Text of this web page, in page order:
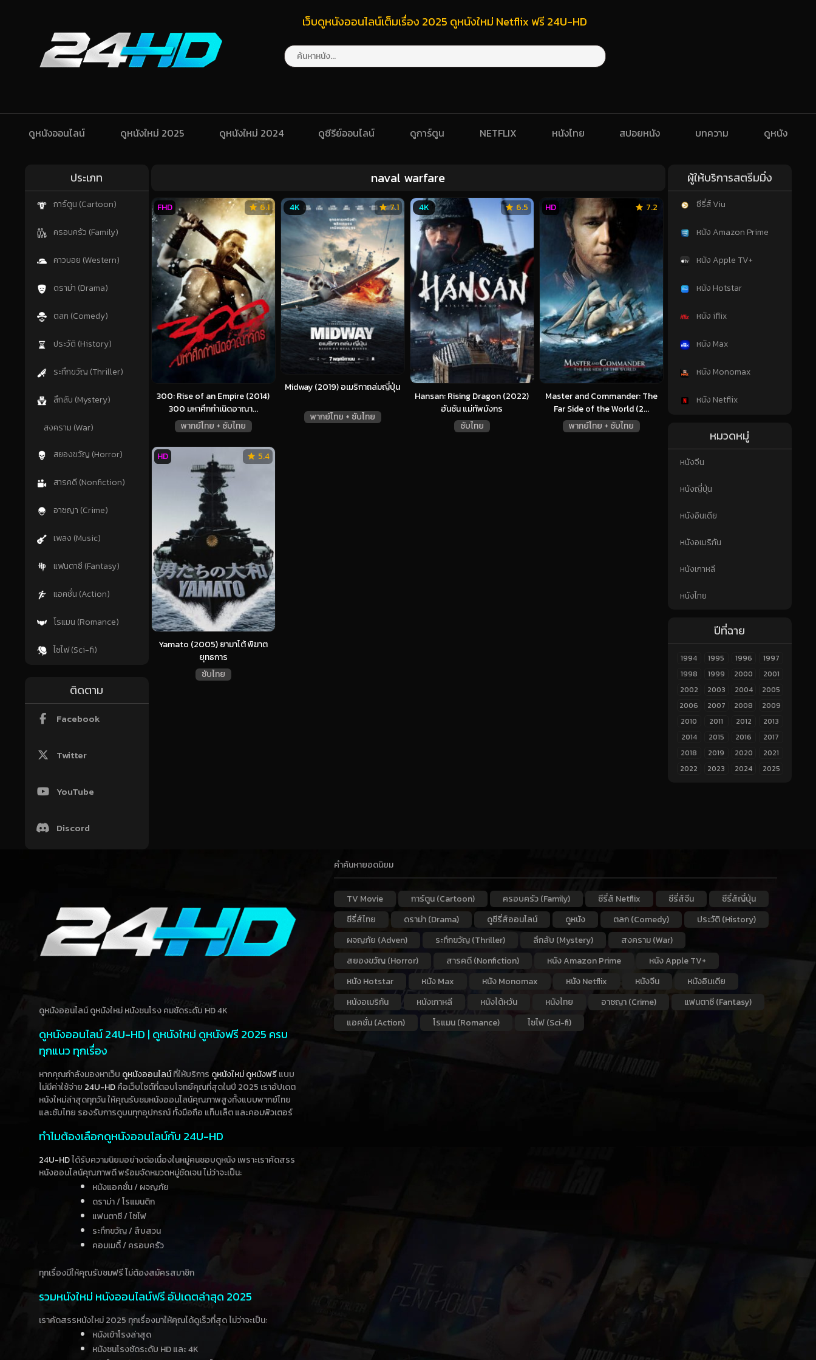
เว็บดูหนังออนไลน์เต็มเรื่อง 2025 ดูหนังใหม่ Netflix ฟรี 24U-HD
ดูหนังออนไลน์ ดูหนังใหม่ 2025 ดูหนังใหม่ 2024 ดูซีรีย์ออนไลน์ ดูการ์ตูน NETFLIX หนังไทย สปอยหนัง บทความ ดูหนัง
ประเภท
การ์ตูน (Cartoon)
ครอบครัว (Family)
คาวบอย (Western)
ดราม่า (Drama)
ตลก (Comedy)
ประวัติ (History)
ระทึกขวัญ (Thriller)
ลึกลับ (Mystery)
สงคราม (War)
สยองขวัญ (Horror)
สารคดี (Nonfiction)
อาชญา (Crime)
เพลง (Music)
แฟนตาซี (Fantasy)
แอคชั่น (Action)
โรแมน (Romance)
ไซไฟ (Sci-fi)
ติดตาม
Facebook
Twitter
YouTube
Discord
naval warfare
300: Rise of an Empire (2014)
300 มหาศึกกำเนิดอาณา...
พากย์ไทย + ซับไทย
6.1
FHD
Midway (2019) อเมริกาถล่มญี่ปุ่น
พากย์ไทย + ซับไทย
7.1
4K
Hansan: Rising Dragon (2022)
ฮันซัน แม่ทัพมังกร
ซับไทย
6.5
4K
Master and Commander: The
Far Side of the World (2...
พากย์ไทย + ซับไทย
7.2
HD
Yamato (2005) ยามาโต้ พิฆาต
ยุทธการ
ซับไทย
5.4
HD
ผู้ให้บริการสตรีมมิ่ง
ซีรี่ส์ Viu
หนัง Amazon Prime
หนัง Apple TV+
หนัง Hotstar
หนัง iflix
หนัง Max
หนัง Monomax
หนัง Netflix
หมวดหมู่
หนังจีน
หนังญี่ปุ่น
หนังอินเดีย
หนังอเมริกัน
หนังเกาหลี
หนังไทย
ปีที่ฉาย
1994 1995 1996
1997
1998
1999 2000
2001
2002
2003 2004
2005
2006
2007 2008
2009
2010
2011 2012
2013
2014
2015 2016
2017
2018
2019 2020
2021
2022
2023 2024 2025
ดูหนังออนไลน์ ดูหนังใหม่ หนังชนโรง คมชัดระดับ HD 4K
ดูหนังออนไลน์ 24U-HD | ดูหนังใหม่ ดูหนังฟรี 2025 ครบ
ทุกแนว ทุกเรื่อง
หากคุณกำลังมองหาเว็บ ดูหนังออนไลน์ที่ให้บริการ ดูหนังใหม่ดูหนังฟรีแบบ
ไม่มีค่าใช้จ่าย 24U-HDคือเว็บไซต์ที่ตอบโจทย์คุณที่สุดในปี 2025 เราอัปเดต
หนังใหม่ล่าสุดทุกวัน ให้คุณรับชมหนังออนไลน์คุณภาพสูงทั้งแบบพากย์ไทย
และซับไทย รองรับการดูบนทุกอุปกรณ์ ทั้งมือถือ แท็บเล็ต และคอมพิวเตอร์
ทำไมต้องเลือกดูหนังออนไลน์กับ 24U-HD
24U-HDได้รับความนิยมอย่างต่อเนื่องในหมู่คนชอบดูหนัง เพราะเราคัดสรร
หนังออนไลน์คุณภาพดี พร้อมจัดหมวดหมู่ชัดเจน ไม่ว่าจะเป็น:
หนังแอคชั่น / ผจญภัย
ดราม่า / โรแมนติก
แฟนตาซี / ไซไฟ
ระทึกขวัญ / สืบสวน
คอมเมดี้ / ครอบครัว
ทุกเรื่องมีให้คุณรับชมฟรี ไม่ต้องสมัครสมาชิก
รวมหนังใหม่ หนังออนไลน์ฟรี อัปเดตล่าสุด 2025
เราคัดสรรหนังใหม่ 2025 ทุกเรื่องมาให้คุณได้ดูเร็วที่สุด ไม่ว่าจะเป็น:
หนังเข้าโรงล่าสุด
หนังชนโรงชัดระดับ HD และ 4K
คำค้นหายอดนิยม
TV Movie การ์ตูน (Cartoon) ครอบครัว (Family) ซีรี่ส์ Netflix ซีรี่ส์จีน
ซีรี่ส์ญี่ปุ่น
ซีรี่ส์ไทย
ดราม่า (Drama) ดูซีรี่ส์ออนไลน์ ดูหนัง ตลก (Comedy)
ประวัติ (History)
ผจญภัย (Adven)
ระทึกขวัญ (Thriller) ลึกลับ (Mystery)
สงคราม (War)
สยองขวัญ (Horror)
สารคดี (Nonfiction) หนัง Amazon Prime
หนัง Apple TV+
หนัง Hotstar
หนัง Max หนัง Monomax หนัง Netflix หนังจีน
หนังอินเดีย
หนังอเมริกัน
หนังเกาหลี หนังไต้หวัน หนังไทย อาชญา (Crime)
แฟนตาซี (Fantasy)
แอคชั่น (Action)
โรแมน (Romance) ไซไฟ (Sci-fi)